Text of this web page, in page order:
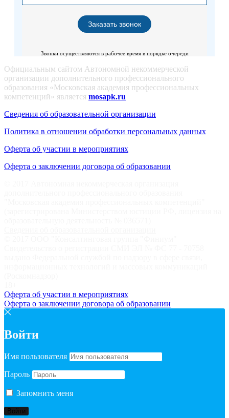
Звонки осуществляются в рабочее время в порядке очереди
Официальным сайтом Автономной некоммерческой
организации дополнительного профессионального
образования «Московская академия профессиональных
компетенций» является mosapk.ru
Сведения об образовательной организации
Политика в отношении обработки персональных данных
Оферта об участии в мероприятиях
Оферта о заключении договора об образовании
Оферта об участии в мероприятиях
Оферта о заключении договора об образовании
Войти
Имя пользователя
Пароль
Запомнить меня